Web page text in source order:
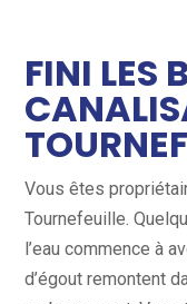
FINI LES
Vous êtes
Tournefeuille.
l’eau commence à
d’égout remontent